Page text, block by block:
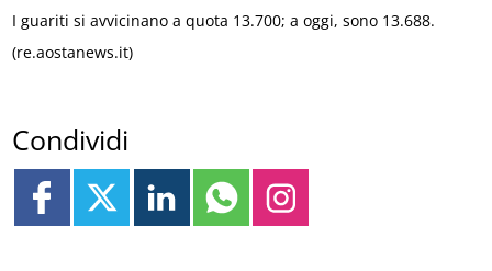
I guariti si avvicinano a quota 13.700; a oggi, sono 13.688.
(re.aostanews.it)
Condividi